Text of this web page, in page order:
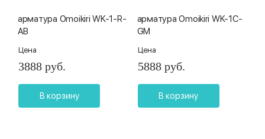
арматура Omoikiri WK-1-R-
AB
Цена
3888 руб.
В корзину
арматура Omoikiri WK-1C-
GM
Цена
5888 руб.
В корзину